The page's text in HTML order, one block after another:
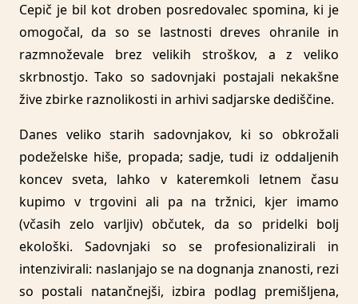
Cepič je bil kot droben posredovalec spomina, ki je
omogočal, da so se lastnosti dreves ohranile in
razmnoževale brez velikih stroškov, a z veliko
skrbnostjo. Tako so sadovnjaki postajali nekakšne
žive zbirke raznolikosti in arhivi sadjarske dediščine.
Danes veliko starih sadovnjakov, ki so obkrožali
podeželske hiše, propada; sadje, tudi iz oddaljenih
koncev sveta, lahko v kateremkoli letnem času
kupimo v trgovini ali pa na tržnici, kjer imamo
(včasih zelo varljiv) občutek, da so pridelki bolj
ekološki. Sadovnjaki so se profesionalizirali in
intenzivirali: naslanjajo se na dognanja znanosti, rezi
so postali natančnejši, izbira podlag premišljena,